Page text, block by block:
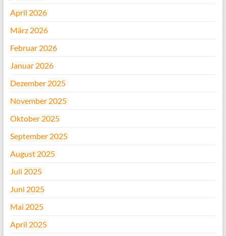
April 2026
März 2026
Februar 2026
Januar 2026
Dezember 2025
November 2025
Oktober 2025
September 2025
August 2025
Juli 2025
Juni 2025
Mai 2025
April 2025